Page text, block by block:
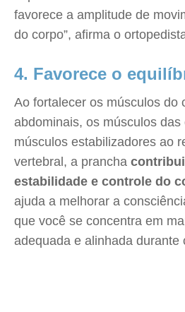
favorece a amplitude de
do corpo”, afirma o
4. Favorece o
Ao fortalecer os músculos do
abdominais, os músculos das
músculos estabilizadores ao
vertebral, a prancha
estabilidade e controle do
ajuda a melhorar a
que você se concentra em
adequada e alinhada durante